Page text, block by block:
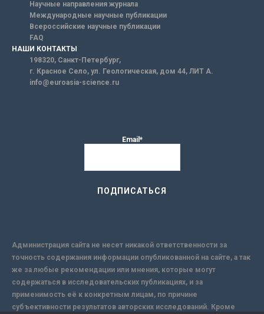
Научные направления журнала
Международные научные публикации
Всероссийские научные публикации
FAQ
НАШИ КОНТАКТЫ
198320, Санкт-Петербург,
г. Красное Село, ул. Геологическая, дом 44, ЛИТ А.
info@euroasia-science.ru
Email*
Администрация сайта не несет никакой ответственности за
точность содержания информации опубликованной на сайте, а так
же за любые рекомендации или мнения, которые могут
содержаться в исследовательских публикациях, и за
применимость её к конкретным лицам, по причине
субъективности результатов авторских исследований. Кроме